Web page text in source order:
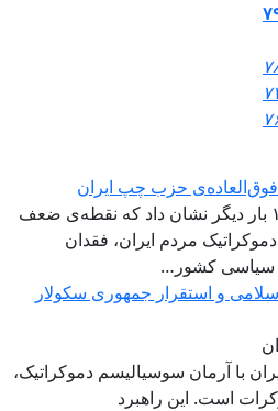
حزب چپ ایران
دی‌ماه ۱۴۰۴ بار دیگر نشان داد که نقطه‌ی ضعف
مردم ایران، فقدان
کشور…
و استقرار جمهوری سکولار
سوسیالیسم دموکراتیک،
این راهبرد